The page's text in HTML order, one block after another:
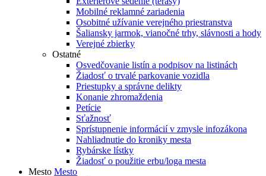
Mobilné reklamné zariadenia
Osobitné užívanie verejného priestranstva
Šaliansky jarmok, vianočné trhy, slávnosti a hody
Verejné zbierky
Ostatné
Osvedčovanie listín a podpisov na listinách
Žiadosť o trvalé parkovanie vozidla
Priestupky a správne delikty
Konanie zhromaždenia
Petície
Sťažnosť
Sprístupnenie informácií v zmysle infozákona
Nahliadnutie do kroniky mesta
Rybárske lístky
Žiadosť o použitie erbu/loga mesta
Mesto Mesto